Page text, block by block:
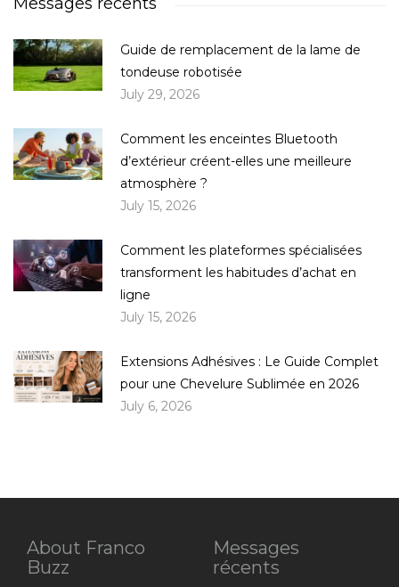
Guide de remplacement de la lame de
tondeuse robotisée
July 29, 2026
Comment les enceintes Bluetooth
d’extérieur créent-elles une meilleure
atmosphère ?
July 15, 2026
Comment les plateformes spécialisées
transforment les habitudes d’achat en
ligne
July 15, 2026
Extensions Adhésives : Le Guide Complet
pour une Chevelure Sublimée en 2026
July 6, 2026
About Franco
Buzz
Messages
récents